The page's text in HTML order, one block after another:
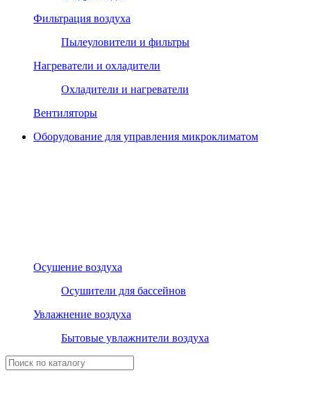
Фильтрация воздуха
Пылеуловители и фильтры
Нагреватели и охладители
Охладители и нагреватели
Вентиляторы
Оборудование для управления микроклиматом
Осушение воздуха
Осушители для бассейнов
Увлажнение воздуха
Бытовые увлажнители воздуха